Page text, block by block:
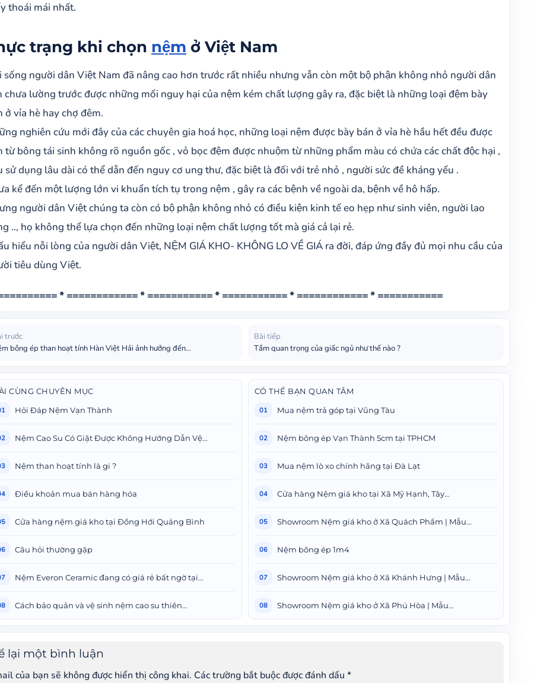
thoái mái nhất.
trạng khi chọn nệm ở Việt Nam
người dân Việt Nam đã nâng cao hơn trước rất nhiều nhưng vẫn còn một bộ phận không nhỏ người dân
chưa lường trước được những mối nguy hại của nệm kém chất lượng gây ra, đặc biệt là những loại đệm bày
ở vỉa hè hay chợ đêm.
nghiên cứu mới đây của các chuyên gia hoá học, những loại nệm được bày bán ở vỉa hè hầu hết đều được
từ bông tái sinh không rõ nguồn gốc , vỏ bọc đệm được nhuộm từ những phẩm màu có chứa các chất độc hại ,
sử dụng lâu dài có thể dẫn đến nguy cơ ung thư, đặc biệt là đối với trẻ nhỏ , người sức đề kháng yếu .
kể đến một lượng lớn vi khuẩn tích tụ trong nệm , gây ra các bệnh về ngoài da, bệnh về hô hấp.
người dân Việt chúng ta còn có bộ phận không nhỏ có điều kiện kinh tế eo hẹp như sinh viên, người lao
.., họ không thể lựa chọn đến những loại nệm chất lượng tốt mà giá cả lại rẻ.
hiểu nỗi lòng của người dân Việt, NỆM GIÁ KHO- KHÔNG LO VỀ GIÁ ra đời, đáp ứng đầy đủ mọi nhu cầu của
tiêu dùng Việt.
* ============ * =========== * =========== * ============ * ===========
trước
bông ép than hoạt tính Hàn Việt Hải ảnh hưởng đến...
Bài tiếp
Tầm quan trọng của giấc ngủ như thế nào ?
CÙNG CHUYÊN MỤC
Hỏi Đáp Nệm Vạn Thành
Nệm Cao Su Có Giặt Được Không Hướng Dẫn Vệ...
Nệm than hoạt tính là gi ?
Điều khoản mua bán hàng hóa
Cửa hàng nệm giá kho tại Đồng Hới Quảng Bình
Câu hỏi thường gặp
Nệm Everon Ceramic đang có giá rẻ bất ngờ tại...
Cách bảo quản và vệ sinh nệm cao su thiên...
CÓ THỂ BẠN QUAN TÂM
01 Mua nệm trả góp tại Vũng Tàu
02 Nệm bông ép Vạn Thành 5cm tại TPHCM
03 Mua nệm lò xo chính hãng tại Đà Lạt
04 Cửa hàng Nệm giá kho tại Xã Mỹ Hạnh, Tây...
05 Showroom Nệm giá kho ở Xã Quách Phẩm | Mẫu...
06 Nệm bông ép 1m4
07 Showroom Nệm giá kho ở Xã Khánh Hưng | Mẫu...
08 Showroom Nệm giá kho ở Xã Phú Hòa | Mẫu...
lại một bình luận
của bạn sẽ không được hiển thị công khai. Các trường bắt buộc được đánh dấu *